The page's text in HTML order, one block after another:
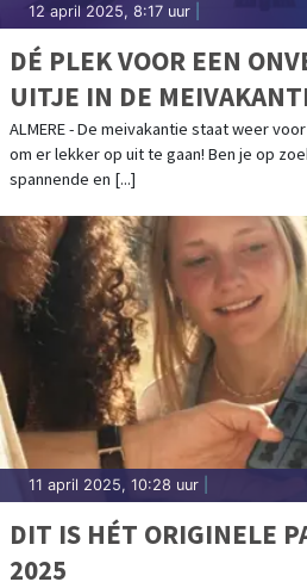
12 april 2025, 8:17 uur
DÉ PLEK VOOR EEN
UITJE IN DE
UNDERGROUND
ALMERE - De meivakantie staat weer
om er lekker op uit te gaan! Ben je op
spannende en [...]
11 april 2025, 10:28 uur
DIT IS HÉT ORIGINELE
2025